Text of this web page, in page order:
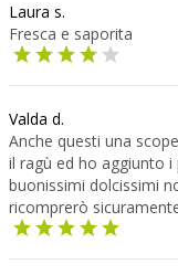
Laura s.
Fresca e saporita
Valda d.
Anche questi una
il ragù ed ho aggiunto
buonissimi dolcissimi
ricomprerò